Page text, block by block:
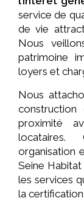
service de
de vie
Nous
patrimoine
loyers et
Nous
construction
proximité
organisation
Seine
les services
la certification